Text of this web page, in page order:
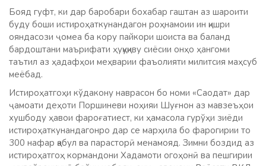
Бояд гуфт, ки дар баробари бохабар гаштан аз шароити
буду боши истироҳаткунандагон роҳнамоии ин қишри
ояндасози ҷомеа ба кору пайкори шоиста ва баланд
бардоштани маърифати ҳуқуқиву сиёсии онҳо ҳангоми
таътил аз ҳадафҳои меҳварии фаъолияти милитсия маҳсуб
меёбад.
Истироҳатгоҳи кўдакону наврасон бо номи «Саодат» дар
ҷамоати деҳоти Поршиневи ноҳияи Шуғнон аз мавзеъҳои
хушбоду ҳавои фароғатиест, ки ҳамасола гурўҳи зиёди
истироҳаткунандагонро дар се марҳила бо фарогирии то
300 нафар қабул ва парасторӣ менамояд. Зимни боздид аз
истироҳатгоҳ кормандони Хадамоти огоҳонӣ ва пешгирии